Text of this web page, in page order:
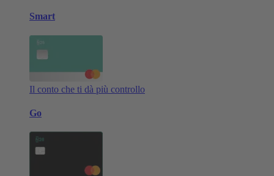
Smart
Il conto che ti dà più controllo
Go